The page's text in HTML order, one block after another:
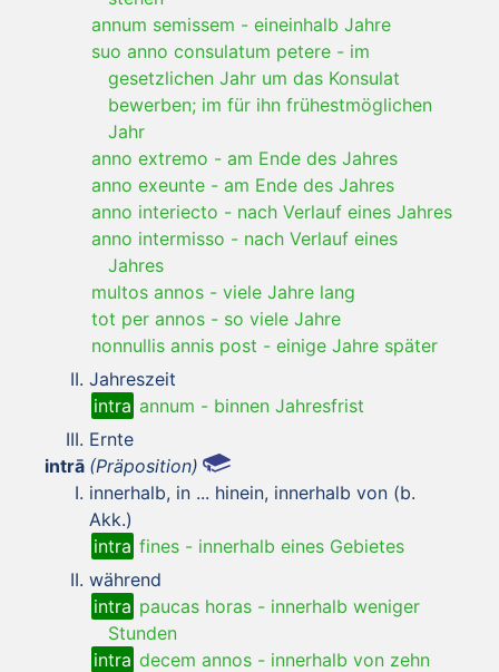
annum semissem - eineinhalb Jahre
suo anno consulatum petere - im
gesetzlichen Jahr um das Konsulat
bewerben; im für ihn frühestmöglichen
Jahr
anno extremo - am Ende des Jahres
anno exeunte - am Ende des Jahres
anno interiecto - nach Verlauf eines Jahres
anno intermisso - nach Verlauf eines
Jahres
multos annos - viele Jahre lang
tot per annos - so viele Jahre
nonnullis annis post - einige Jahre später
Jahreszeit
intra annum - binnen Jahresfrist
Ernte
intrā (Präposition)
innerhalb, in ... hinein, innerhalb von (b.
Akk.)
intra fines - innerhalb eines Gebietes
während
intra paucas horas - innerhalb weniger
Stunden
intra decem annos - innerhalb von zehn